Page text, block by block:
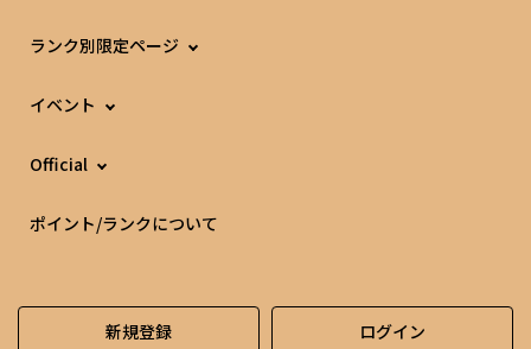
ランク別限定ページ
イベント
Official
ポイント/ランクについて
新規登録 ログイン